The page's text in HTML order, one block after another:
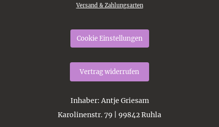
Versand & Zahlungsarten
Cookie Einstellungen
Vertrag widerrufen
Inhaber: Antje Griesam
Karolinenstr. 79 | 99842 Ruhla